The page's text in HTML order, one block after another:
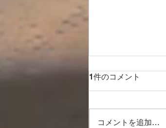
1件のコメント
コメントを追加…